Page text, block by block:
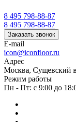
8 495 798-88-87
8 495 798-88-87
Заказать звонок
E-mail
icon@iconfloor.ru
Адрес
Москва, Сущевский
Режим работы
Пн - Пт: с 9:00 до